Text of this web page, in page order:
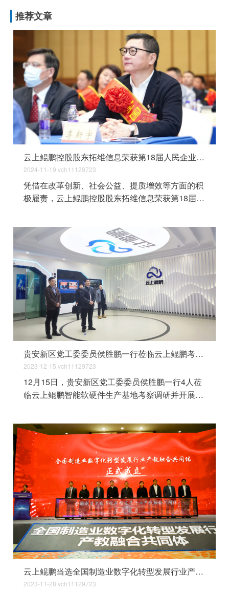
推荐文章
云上鲲鹏控股股东拓维信息荣获第18届人民企业社会责任奖“年度企业奖”
2024-11-19 vch11129723
凭借在改革创新、社会公益、提质增效等方面的积
极履责，云上鲲鹏控股股东拓维信息荣获第18届人
贵安新区党工委委员侯胜鹏一行莅临云上鲲鹏考察调研
2023-12-15 vch11129723
12月15日，贵安新区党工委委员侯胜鹏一行4人莅
临云上鲲鹏智能软硬件生产基地考察调研并开展座
云上鲲鹏当选全国制造业数字化转型发展行业产教融合共同体副理事长单位
2023-11-28 vch11129723